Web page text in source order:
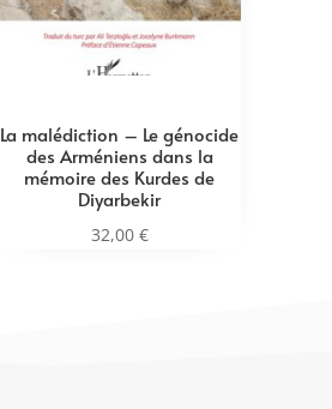
La malédiction – Le génocide
des Arméniens dans la
mémoire des Kurdes de
Diyarbekir
32,00 €